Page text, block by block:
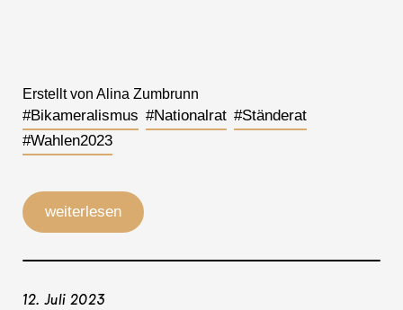
Erstellt von Alina Zumbrunn
#Bikameralismus #Nationalrat #Ständerat
#Wahlen2023
weiterlesen
12. Juli 2023